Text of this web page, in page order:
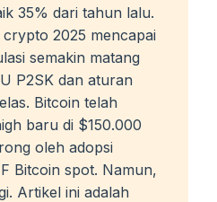
35% dari tahun lalu.
2025 mencapai
semakin matang
P2SK dan aturan
Bitcoin telah
baru di $150.000
oleh adopsi
Bitcoin spot. Namun,
Artikel ini adalah